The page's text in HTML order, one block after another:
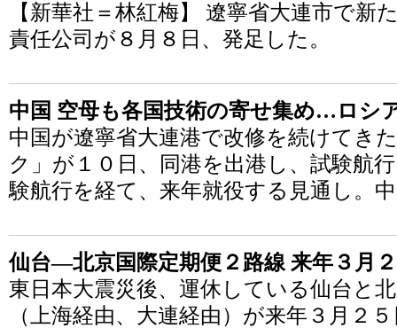
【新華社＝林紅梅】 遼寧省大連市で新
責任公司が８月８日、発足した。
中国 空母も各国技術の寄せ集め…ロシ
中国が遼寧省大連港で改修を続けてき
ク」が１０日、同港を出港し、試験航
験航行を経て、来年就役する見通し。
仙台―北京国際定期便２路線 来年３月
東日本大震災後、運休している仙台と
（上海経由、大連経由）が来年３月２